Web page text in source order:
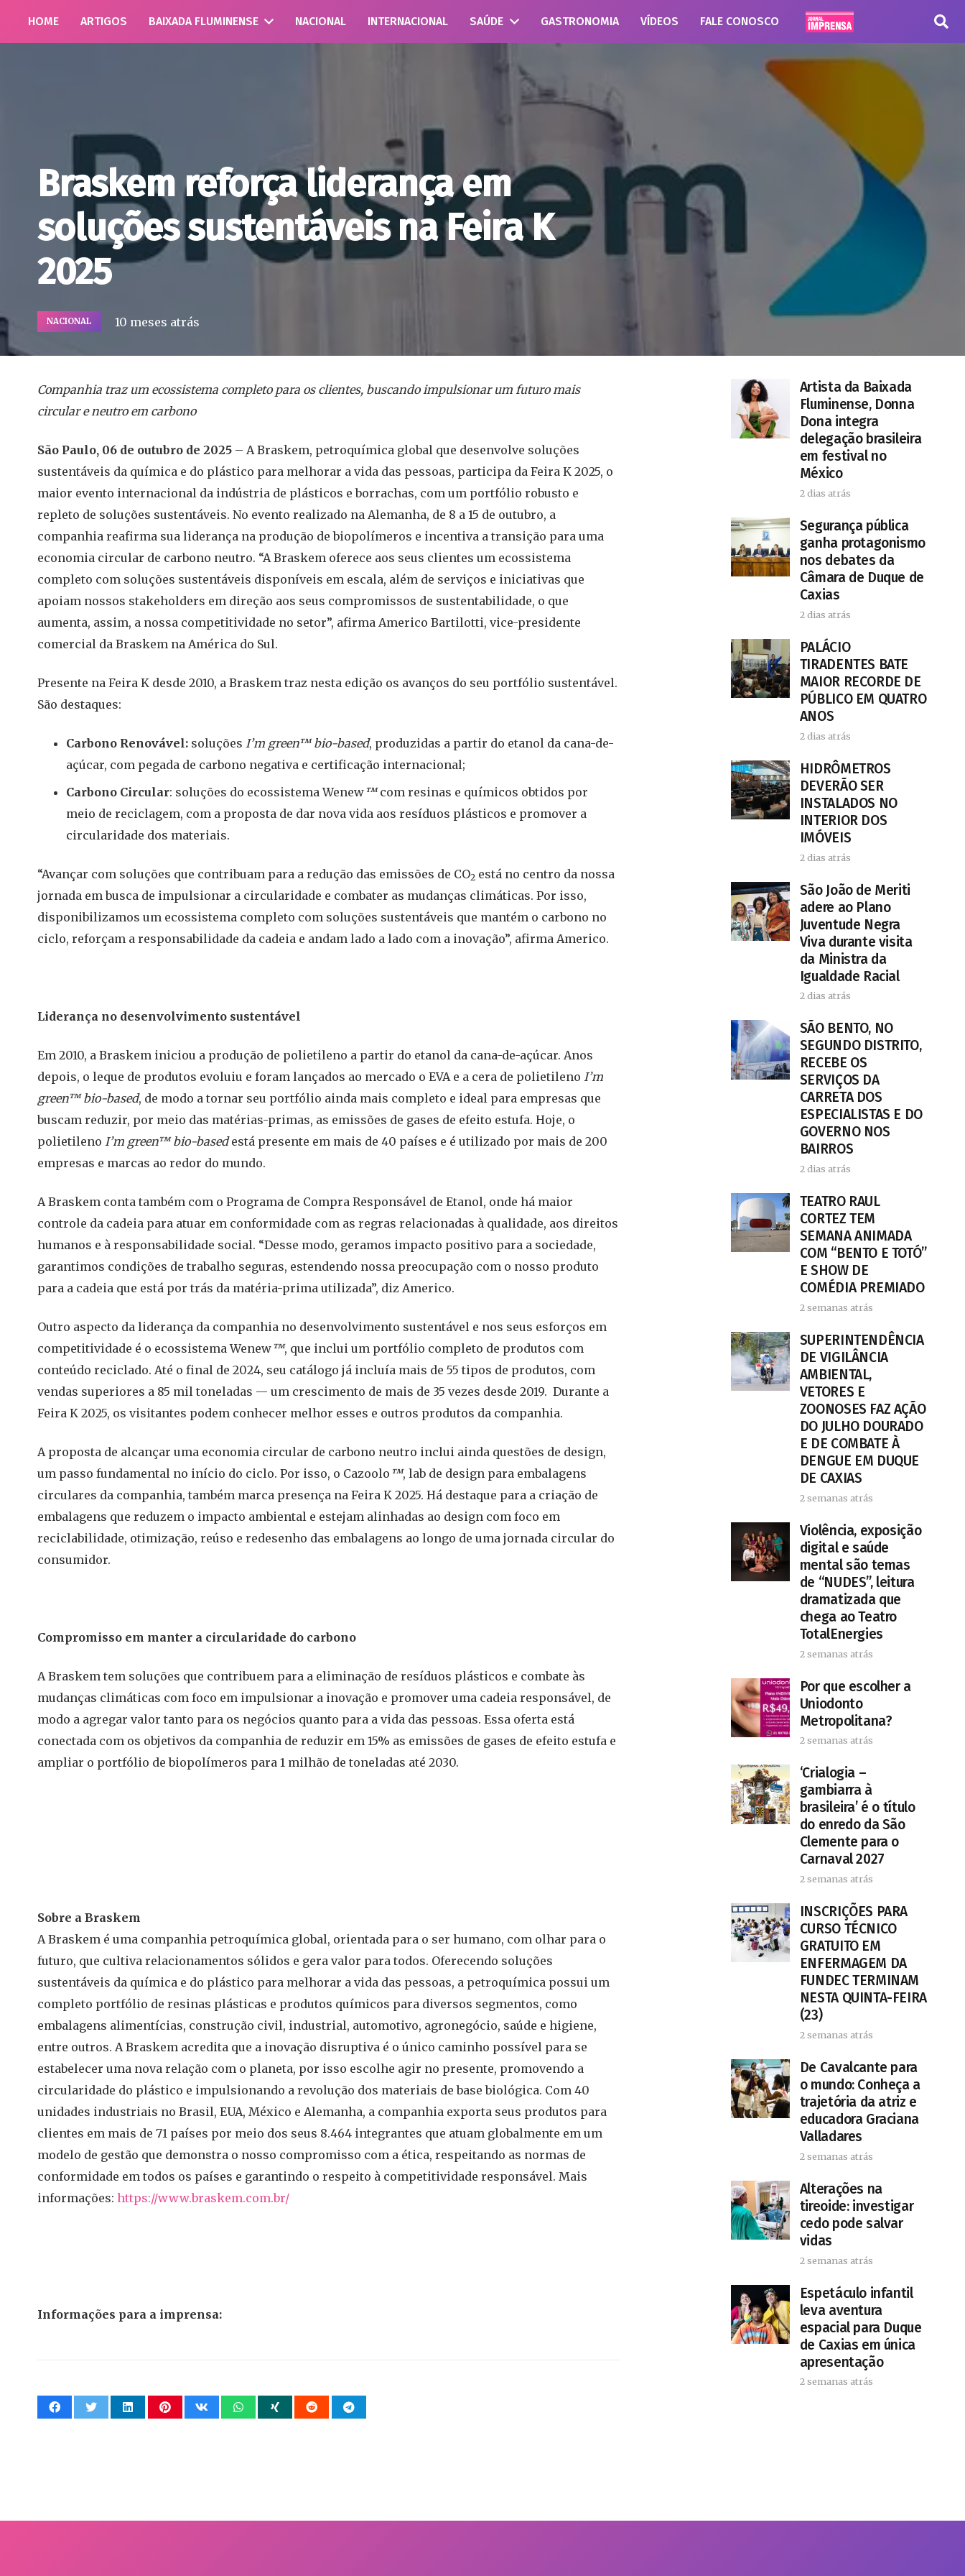
HOME ARTIGOS BAIXADA FLUMINENSE NACIONAL INTERNACIONAL SAÚDE GASTRONOMIA VÍDEOS FALE CONOSCO
Braskem reforça liderança em
soluções sustentáveis na Feira K
2025
NACIONAL 10 meses atrás
Companhia traz um ecossistema completo para os clientes, buscando impulsionar um futuro mais
circular e neutro em carbono
São Paulo, 06 de outubro de 2025 – A Braskem, petroquímica global que desenvolve soluções
sustentáveis da química e do plástico para melhorar a vida das pessoas, participa da Feira K 2025, o
maior evento internacional da indústria de plásticos e borrachas, com um portfólio robusto e
repleto de soluções sustentáveis. No evento realizado na Alemanha, de 8 a 15 de outubro, a
companhia reafirma sua liderança na produção de biopolímeros e incentiva a transição para uma
economia circular de carbono neutro. “A Braskem oferece aos seus clientes um ecossistema
completo com soluções sustentáveis disponíveis em escala, além de serviços e iniciativas que
apoiam nossos stakeholders em direção aos seus compromissos de sustentabilidade, o que
aumenta, assim, a nossa competitividade no setor”, afirma Americo Bartilotti, vice-presidente
comercial da Braskem na América do Sul.
Presente na Feira K desde 2010, a Braskem traz nesta edição os avanços do seu portfólio sustentável.
São destaques:
Carbono Renovável: soluções I’m green™ bio-based, produzidas a partir do etanol da cana-de-
açúcar, com pegada de carbono negativa e certificação internacional;
Carbono Circular: soluções do ecossistema Wenew™com resinas e químicos obtidos por
meio de reciclagem, com a proposta de dar nova vida aos resíduos plásticos e promover a
circularidade dos materiais.
“Avançar com soluções que contribuam para a redução das emissões de CO2 está no centro da nossa
jornada em busca de impulsionar a circularidade e combater as mudanças climáticas. Por isso,
disponibilizamos um ecossistema completo com soluções sustentáveis que mantém o carbono no
ciclo, reforçam a responsabilidade da cadeia e andam lado a lado com a inovação”, afirma Americo.
Liderança no desenvolvimento sustentável
Em 2010, a Braskem iniciou a produção de polietileno a partir do etanol da cana-de-açúcar. Anos
depois, o leque de produtos evoluiu e foram lançados ao mercado o EVA e a cera de polietileno I’m
green™ bio-based, de modo a tornar seu portfólio ainda mais completo e ideal para empresas que
buscam reduzir, por meio das matérias-primas, as emissões de gases de efeito estufa. Hoje, o
polietileno I’m green™ bio-basedestá presente em mais de 40 países e é utilizado por mais de 200
empresas e marcas ao redor do mundo.
A Braskem conta também com o Programa de Compra Responsável de Etanol, onde há maior
controle da cadeia para atuar em conformidade com as regras relacionadas à qualidade, aos direitos
humanos e à responsabilidade social. “Desse modo, geramos impacto positivo para a sociedade,
garantimos condições de trabalho seguras, estendendo nossa preocupação com o nosso produto
para a cadeia que está por trás da matéria-prima utilizada”, diz Americo.
Outro aspecto da liderança da companhia no desenvolvimento sustentável e nos seus esforços em
competitividade é o ecossistema Wenew™, que inclui um portfólio completo de produtos com
conteúdo reciclado. Até o final de 2024, seu catálogo já incluía mais de 55 tipos de produtos, com
vendas superiores a 85 mil toneladas — um crescimento de mais de 35 vezes desde 2019. Durante a
Feira K 2025, os visitantes podem conhecer melhor esses e outros produtos da companhia.
A proposta de alcançar uma economia circular de carbono neutro inclui ainda questões de design,
um passo fundamental no início do ciclo. Por isso, o Cazoolo ™, lab de design para embalagens
circulares da companhia, também marca presença na Feira K 2025. Há destaque para a criação de
embalagens que reduzem o impacto ambiental e estejam alinhadas ao design com foco em
reciclabilidade, otimização, reúso e redesenho das embalagens ao longo de uma jornada circular do
consumidor.
Compromisso em manter a circularidade do carbono
A Braskem tem soluções que contribuem para a eliminação de resíduos plásticos e combate às
mudanças climáticas com foco em impulsionar a inovação e promover uma cadeia responsável, de
modo a agregar valor tanto para os negócios quanto para a vida das pessoas. Essa oferta está
conectada com os objetivos da companhia de reduzir em 15% as emissões de gases de efeito estufa e
ampliar o portfólio de biopolímeros para 1 milhão de toneladas até 2030.
Sobre a Braskem
A Braskem é uma companhia petroquímica global, orientada para o ser humano, com olhar para o
futuro, que cultiva relacionamentos sólidos e gera valor para todos. Oferecendo soluções
sustentáveis da química e do plástico para melhorar a vida das pessoas, a petroquímica possui um
completo portfólio de resinas plásticas e produtos químicos para diversos segmentos, como
embalagens alimentícias, construção civil, industrial, automotivo, agronegócio, saúde e higiene,
entre outros. A Braskem acredita que a inovação disruptiva é o único caminho possível para se
estabelecer uma nova relação com o planeta, por isso escolhe agir no presente, promovendo a
circularidade do plástico e impulsionando a revolução dos materiais de base biológica. Com 40
unidades industriais no Brasil, EUA, México e Alemanha, a companhia exporta seus produtos para
clientes em mais de 71 países por meio dos seus 8.464 integrantes que atuam globalmente em um
modelo de gestão que demonstra o nosso compromisso com a ética, respeitando as normas de
conformidade em todos os países e garantindo o respeito à competitividade responsável. Mais
informações: https://www.braskem.com.br/
Informações para a imprensa:
Artista da Baixada
Fluminense, Donna
Dona integra
delegação brasileira
em festival no
México
2 dias atrás
Segurança pública
ganha protagonismo
nos debates da
Câmara de Duque de
Caxias
2 dias atrás
PALÁCIO
TIRADENTES BATE
MAIOR RECORDE DE
PÚBLICO EM QUATRO
ANOS
2 dias atrás
HIDRÔMETROS
DEVERÃO SER
INSTALADOS NO
INTERIOR DOS
IMÓVEIS
2 dias atrás
São João de Meriti
adere ao Plano
Juventude Negra
Viva durante visita
da Ministra da
Igualdade Racial
2 dias atrás
SÃO BENTO, NO
SEGUNDO DISTRITO,
RECEBE OS
SERVIÇOS DA
CARRETA DOS
ESPECIALISTAS E DO
GOVERNO NOS
BAIRROS
2 dias atrás
TEATRO RAUL
CORTEZ TEM
SEMANA ANIMADA
COM “BENTO E TOTÓ”
E SHOW DE
COMÉDIA PREMIADO
2 semanas atrás
SUPERINTENDÊNCIA
DE VIGILÂNCIA
AMBIENTAL,
VETORES E
ZOONOSES FAZ AÇÃO
DO JULHO DOURADO
E DE COMBATE À
DENGUE EM DUQUE
DE CAXIAS
2 semanas atrás
Violência, exposição
digital e saúde
mental são temas
de “NUDES”, leitura
dramatizada que
chega ao Teatro
TotalEnergies
2 semanas atrás
Por que escolher a
Uniodonto
Metropolitana?
2 semanas atrás
‘Crialogia –
gambiarra à
brasileira’ é o título
do enredo da São
Clemente para o
Carnaval 2027
2 semanas atrás
INSCRIÇÕES PARA
CURSO TÉCNICO
GRATUITO EM
ENFERMAGEM DA
FUNDEC TERMINAM
NESTA QUINTA-FEIRA
(23)
2 semanas atrás
De Cavalcante para
o mundo: Conheça a
trajetória da atriz e
educadora Graciana
Valladares
2 semanas atrás
Alterações na
tireoide: investigar
cedo pode salvar
vidas
2 semanas atrás
​Espetáculo infantil
leva aventura
espacial para Duque
de Caxias em única
apresentação
2 semanas atrás